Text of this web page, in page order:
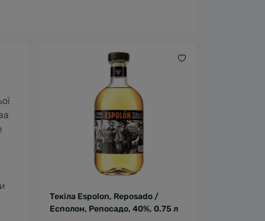
Текіла Espolon, Reposado /
Есполон, Репосадо, 40%, 0.75 л